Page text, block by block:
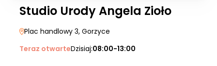
Studio Urody Angela Zioło
Plac handlowy 3, Gorzyce
Teraz otwarteDzisiaj:08:00-13:00